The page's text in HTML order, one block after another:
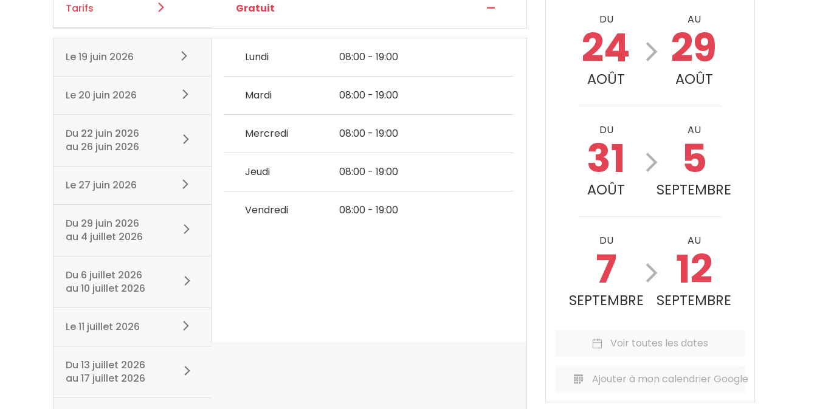
Tarifs Gratuit —
Le19 juin 2026
Le 20 juin 2026
Du 22 juin 2026
au 26 juin 2026
Le 27 juin 2026
Du 29 juin 2026
au 4 juillet 2026
Du 6 juillet 2026
au 10 juillet 2026
Le11 juillet 2026
Du 13 juillet 2026
au 17 juillet 2026
Lundi 08:00 - 19:00
Mardi 08:00 - 19:00
Mercredi 08:00 - 19:00
Jeudi 08:00 - 19:00
Vendredi 08:00 - 19:00
DU
24
AOÛT
AU
29
AOÛT
DU
31
AOÛT
AU
5
SEPTEMBRE
DU
7
SEPTEMBRE
AU
12
SEPTEMBRE
Voir toutes les dates
Ajouter à mon calendrier Google